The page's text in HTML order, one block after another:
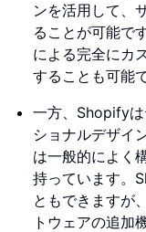
ンを活用して、
ることが可能で
による完全にカ
することも可能で
一方、Shopify
ショナルデザイ
は一般的によく
持っています。
ともできますが
トウェアの追加